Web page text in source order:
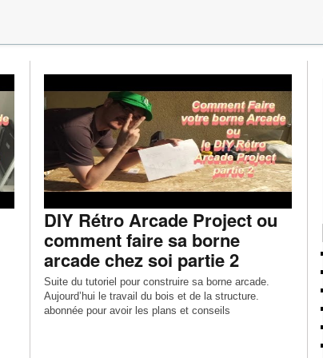
DIY Rétro Arcade Project ou
comment faire sa borne
arcade chez soi partie 2
Suite du tutoriel pour construire sa borne arcade.
Aujourd’hui le travail du bois et de la structure.
abonnée pour avoir les plans et conseils